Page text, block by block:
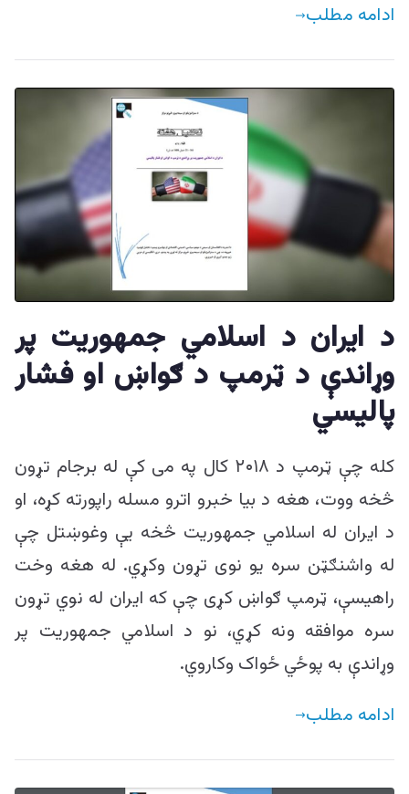
ادامه مطلب
د ایران د اسلامي جمهوریت پر
وړاندې د ټرمپ د ګواښ او فشار
پالیسي
کله چې ټرمپ د ۲۰۱۸ کال په می کې له برجام تړون
څخه ووت، هغه د بیا خبرو اترو مسله راپورته کړه، او
د ایران له اسلامي جمهوریت څخه یې وغوښتل چې
له واشنګټن سره یو نوی تړون وکړي. له هغه وخت
راهیسې، ټرمپ ګواښ کړی چې که ایران له نوي تړون
سره موافقه ونه کړي، نو د اسلامي جمهوریت پر
وړاندې به پوځي ځواک وکاروي.
ادامه مطلب